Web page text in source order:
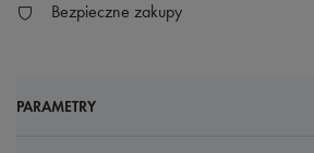
Bezpieczne zakupy
PARAMETRY